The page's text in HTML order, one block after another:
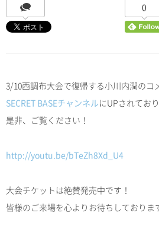
0
3/10西調布大会で復帰する小川内潤のコ
SECRET BASEチャンネルにUPされており
是非、ご覧ください！
http://youtu.be/bTeZh8Xd_U4
大会チケットは絶賛発売中です！
皆様のご来場を心よりお待ちしておりま